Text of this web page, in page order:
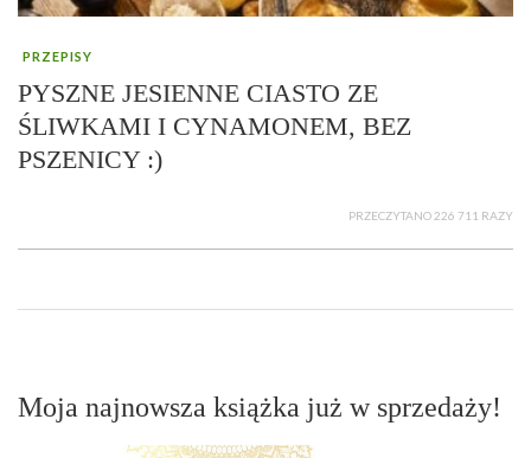
PRZEPISY
PYSZNE JESIENNE CIASTO ZE
ŚLIWKAMI I CYNAMONEM, BEZ
PSZENICY :)
PRZECZYTANO 226 711 RAZY
Moja najnowsza książka już w sprzedaży!